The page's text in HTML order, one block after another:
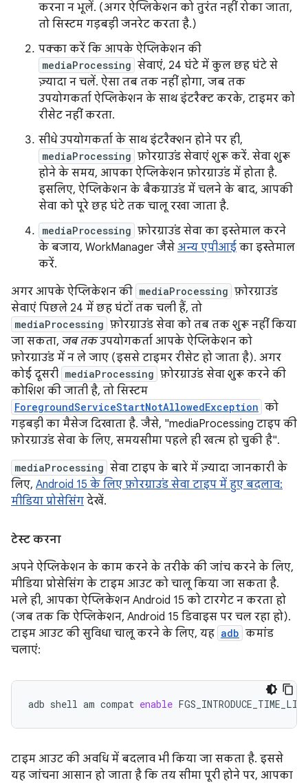
करना न भूलें. (अगर ऐप्लिकेशन को तुरंत नहीं रोका जाता,
तो सिस्टम गड़बड़ी जनरेट करता है.)
पक्का करें कि आपके ऐप्लिकेशन की
mediaProcessing सेवाएं, 24 घंटे में कुल छह घंटे से
ज़्यादा न चलें. ऐसा तब तक नहीं होगा, जब तक
उपयोगकर्ता ऐप्लिकेशन के साथ इंटरैक्ट करके, टाइमर को
रीसेट नहीं करता.
सीधे उपयोगकर्ता के साथ इंटरैक्शन होने पर ही,
mediaProcessing फ़ोरग्राउंड सेवाएं शुरू करें. सेवा शुरू
होने के समय, आपका ऐप्लिकेशन फ़ोरग्राउंड में होता है.
इसलिए, ऐप्लिकेशन के बैकग्राउंड में चलने के बाद, आपकी
सेवा को पूरे छह घंटे तक चालू रखा जाता है.
mediaProcessing फ़ोरग्राउंड सेवा का इस्तेमाल करने
के बजाय, WorkManager जैसे अन्य एपीआई का इस्तेमाल
करें.
अगर आपके ऐप्लिकेशन की mediaProcessing फ़ोरग्राउंड
सेवाएं पिछले 24 में छह घंटों तक चली हैं, तो
mediaProcessing फ़ोरग्राउंड सेवा को तब तक शुरू नहीं किया
जा सकता, जब तकउपयोगकर्ता आपके ऐप्लिकेशन को
फ़ोरग्राउंड में न ले जाए (इससे टाइमर रीसेट हो जाता है). अगर
कोई दूसरी mediaProcessing फ़ोरग्राउंड सेवा शुरू करने की
कोशिश की जाती है, तो सिस्टम
ForegroundServiceStartNotAllowedException को
गड़बड़ी का मैसेज दिखाता है. जैसे, "mediaProcessing टाइप की
फ़ोरग्राउंड सेवा के लिए, समयसीमा पहले ही खत्म हो चुकी है".
mediaProcessing सेवा टाइप के बारे में ज़्यादा जानकारी के
लिए, Android 15 के लिए फ़ोरग्राउंड सेवा टाइप में हुए बदलाव:
मीडिया प्रोसेसिंग देखें.
टेस्ट करना
अपने ऐप्लिकेशन के काम करने के तरीके की जांच करने के लिए,
मीडिया प्रोसेसिंग के टाइम आउट को चालू किया जा सकता है.
भले ही, आपका ऐप्लिकेशन Android 15 को टारगेट न करता हो
(जब तक कि ऐप्लिकेशन, Android 15 डिवाइस पर चल रहा हो).
टाइम आउट की सुविधा चालू करने के लिए, यह adb कमांड
चलाएं:
adb shell am compat enable
टाइम आउट की अवधि में बदलाव भी किया जा सकता है. इससे
यह जांचना आसान हो जाता है कि तय सीमा पूरी होने पर, आपका